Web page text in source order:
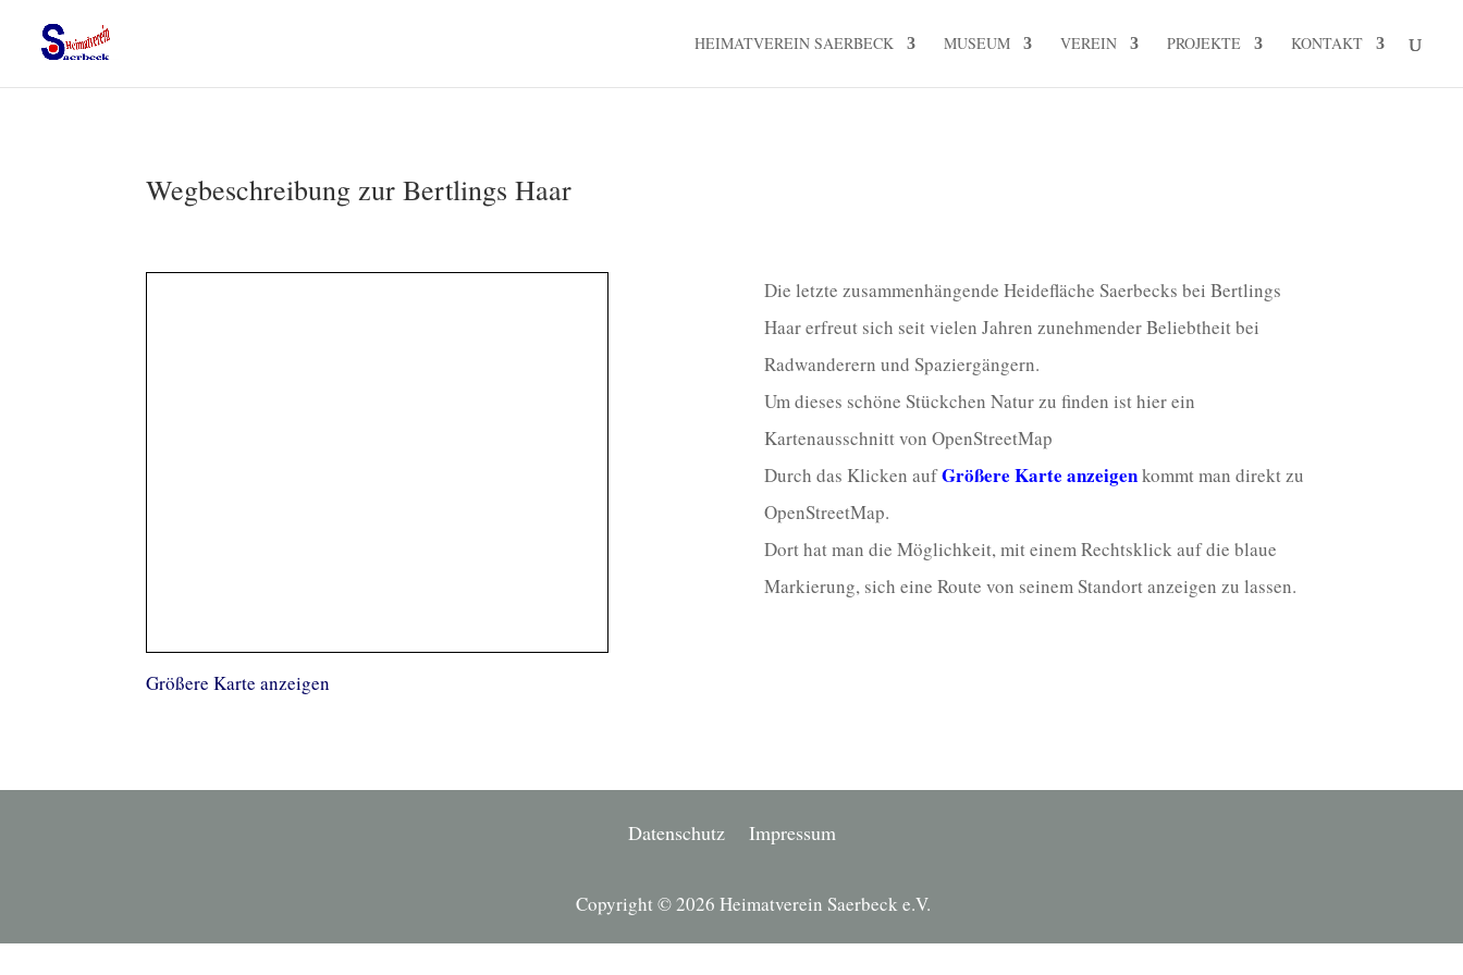
HEIMATVEREIN SAERBECK MUSEUM VEREIN PROJEKTE KONTAKT
Wegbeschreibung zur Bertlings Haar
Größere Karte anzeigen
Die letzte zusammenhängende Heidefläche Saerbecks bei Bertlings
Haar erfreut sich seit vielen Jahren zunehmender Beliebtheit bei
Radwanderern und Spaziergängern.
Um dieses schöne Stückchen Natur zu finden ist hier ein
Kartenausschnitt von OpenStreetMap
Durch das Klicken aufGrößere Karte anzeigenkommt man direkt zu
OpenStreetMap.
Dort hat man die Möglichkeit, mit einem Rechtsklick auf die blaue
Markierung, sich eine Route von seinem Standort anzeigen zu lassen.
Datenschutz Impressum
Copyright © 2026 Heimatverein Saerbeck e.V.